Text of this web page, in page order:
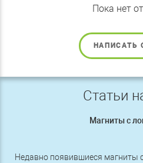
Пока нет
НАПИСАТЬ
Статьи
Магниты с
Недавно появившиеся магниты